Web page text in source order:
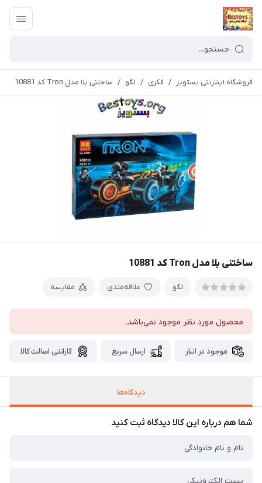
فروشگاه اینترنتی بستویز / فکری / لگو / ساختنی بلا مدل Tron کد 10881
ساختنی بلا مدل Tron کد 10881
لگو علاقه‌مندی مقایسه
محصول مورد نظر موجود نمی‌باشد.
موجود در انبار ارسال سریع گارانتی اصالت کالا
دیدگاه‌ها
شما هم درباره این کالا دیدگاه ثبت کنید